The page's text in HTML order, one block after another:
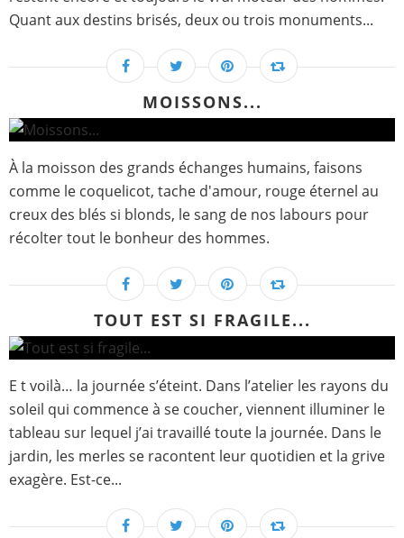
Quant aux destins brisés, deux ou trois monuments...
MOISSONS...
À la moisson des grands échanges humains, faisons
comme le coquelicot, tache d'amour, rouge éternel au
creux des blés si blonds, le sang de nos labours pour
récolter tout le bonheur des hommes.
TOUT EST SI FRAGILE...
E t voilà… la journée s’éteint. Dans l’atelier les rayons du
soleil qui commence à se coucher, viennent illuminer le
tableau sur lequel j’ai travaillé toute la journée. Dans le
jardin, les merles se racontent leur quotidien et la grive
exagère. Est-ce...